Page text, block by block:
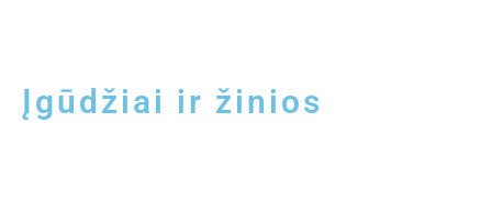
Įgūdžiai ir žinios